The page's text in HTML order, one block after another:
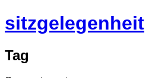
sitzgelegenheit
Tag